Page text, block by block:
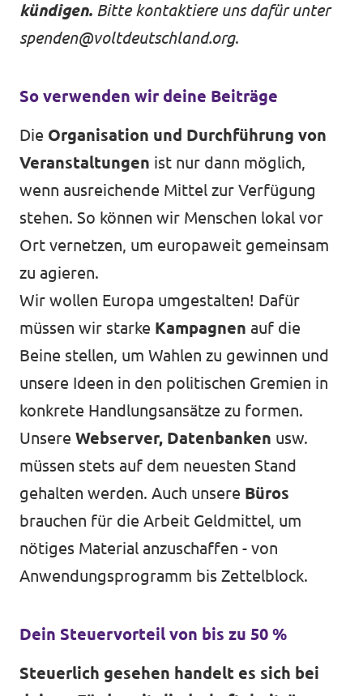
kündigen. Bitte kontaktiere uns dafür unter
spenden@voltdeutschland.org.
So verwenden wir deine Beiträge
Die Organisation und Durchführung von
Veranstaltungen ist nur dann möglich,
wenn ausreichende Mittel zur Verfügung
stehen. So können wir Menschen lokal vor
Ort vernetzen, um europaweit gemeinsam
zu agieren.
Wir wollen Europa umgestalten! Dafür
müssen wir starke Kampagnen auf die
Beine stellen, um Wahlen zu gewinnen und
unsere Ideen in den politischen Gremien in
konkrete Handlungsansätze zu formen.
Unsere Webserver, Datenbanken usw.
müssen stets auf dem neuesten Stand
gehalten werden. Auch unsere Büros
brauchen für die Arbeit Geldmittel, um
nötiges Material anzuschaffen - von
Anwendungsprogramm bis Zettelblock.
Dein Steuervorteil von bis zu 50 %
Steuerlich gesehen handelt es sich bei